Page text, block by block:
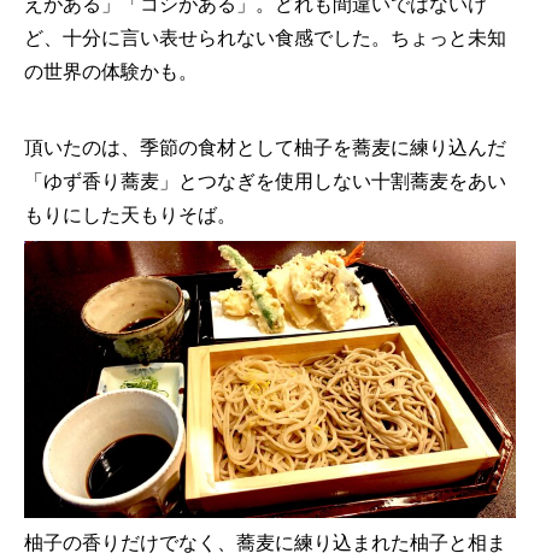
えがある」「コシがある」。どれも間違いではないけ
ど、十分に言い表せられない食感でした。ちょっと未知
の世界の体験かも。
頂いたのは、季節の食材として柚子を蕎麦に練り込んだ
「ゆず香り蕎麦」とつなぎを使用しない十割蕎麦をあい
もりにした天もりそば。
柚子の香りだけでなく、蕎麦に練り込まれた柚子と相ま